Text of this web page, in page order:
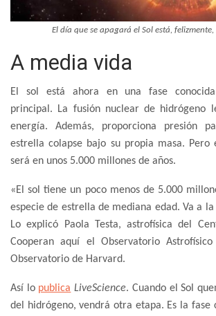
El día que se apagará el Sol está,
A media vida
El sol está ahora en una fase conocida
principal. La fusión nuclear de hidrógeno
energía. Además, proporciona presión
estrella colapse bajo su propia masa. Pero
será en unos 5.000 millones de años.
«El sol tiene un poco menos de 5.000
especie de estrella de mediana edad. Va a
Lo explicó Paola Testa, astrofísica del
Cooperan aquí el Observatorio
Observatorio de Harvard.
Así lo publica LiveScience. Cuando el Sol
del hidrógeno, vendrá otra etapa. Es la fase